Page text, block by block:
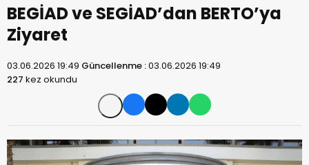
BEGİAD ve SEGİAD’dan BERTO’ya
Ziyaret
03.06.2026 19:49 Güncellenme :03.06.2026 19:49
227 kez okundu